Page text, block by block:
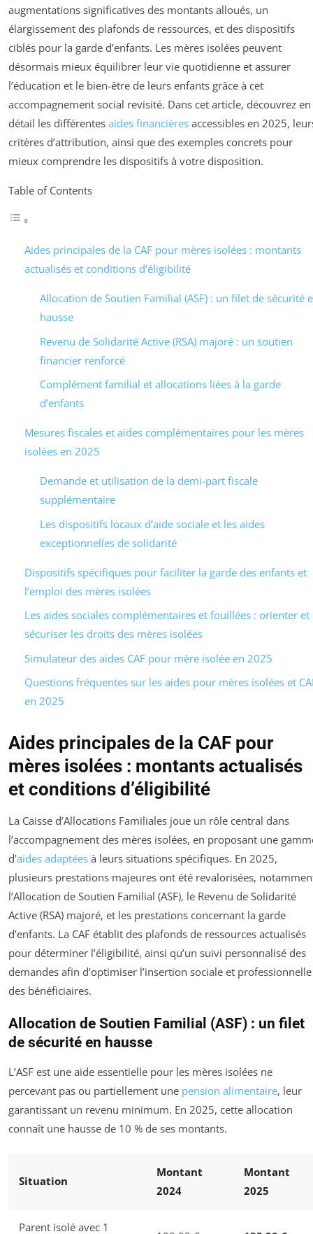
augmentations significatives des montants alloués, un
élargissement des plafonds de ressources, et des dispositifs
ciblés pour la garde d’enfants. Les mères isolées peuvent
désormais mieux équilibrer leur vie quotidienne et assurer
l’éducation et le bien-être de leurs enfants grâce à cet
accompagnement social revisité. Dans cet article, découvrez en
détail les différentes aides financières accessibles en 2025,
critères d’attribution, ainsi que des exemples concrets pour
mieux comprendre les dispositifs à votre disposition.
Table of Contents
Aides principales de la CAF pour mères isolées : montants
actualisés et conditions d’éligibilité
Allocation de Soutien Familial (ASF) : un filet de sécurité
hausse
Revenu de Solidarité Active (RSA) majoré : un soutien
financier renforcé
Complément familial et allocations liées à la garde
d’enfants
Mesures fiscales et aides complémentaires pour les mères
isolées en 2025
Demande et utilisation de la demi-part fiscale
supplémentaire
Les dispositifs locaux d’aide sociale et les aides
exceptionnelles de solidarité
Dispositifs spécifiques pour faciliter la garde des enfants et
l’emploi des mères isolées
Les aides sociales complémentaires et fouillées : orienter et
sécuriser les droits des mères isolées
Simulateur des aides CAF pour mère isolée en 2025
Questions fréquentes sur les aides pour mères isolées et
en 2025
Aides principales de la CAF pour
mères isolées : montants actualisés
et conditions d’éligibilité
La Caisse d’Allocations Familiales joue un rôle central dans
l’accompagnement des mères isolées, en proposant une
d’aides adaptées à leurs situations spécifiques. En 2025,
plusieurs prestations majeures ont été revalorisées,
l’Allocation de Soutien Familial (ASF), le Revenu de Solidarité
Active (RSA) majoré, et les prestations concernant la garde
d’enfants. La CAF établit des plafonds de ressources actualisés
pour déterminer l’éligibilité, ainsi qu’un suivi personnalisé des
demandes afin d’optimiser l’insertion sociale et professionnelle
des bénéficiaires.
Allocation de Soutien Familial (ASF) : un filet
de sécurité en hausse
L’ASF est une aide essentielle pour les mères isolées ne
percevant pas ou partiellement une pension alimentaire, leur
garantissant un revenu minimum. En 2025, cette allocation
connaît une hausse de 10 % de ses montants.
Situation
Montant
2024
Montant
2025
Parent isolé avec 1